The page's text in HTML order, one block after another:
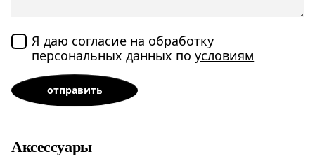
Я даю согласие на обработку
персональных данных поусловиям
Аксессуары